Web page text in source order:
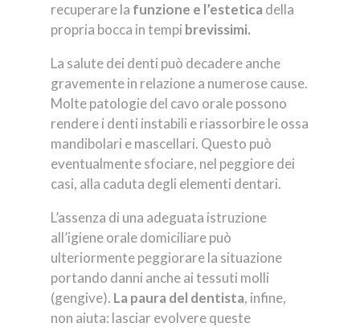
recuperare la funzione e l’estetica della
propria bocca in tempi brevissimi.
La salute dei denti può decadere anche
gravemente in relazione a numerose cause.
Molte patologie del cavo orale possono
rendere i denti instabili e riassorbire le ossa
mandibolari e mascellari. Questo può
eventualmente sfociare, nel peggiore dei
casi, alla caduta degli elementi dentari.
L’assenza di una adeguata istruzione
all’igiene orale domiciliare può
ulteriormente peggiorare la situazione
portando danni anche ai tessuti molli
(gengive). La paura del dentista, infine,
non aiuta: lasciar evolvere queste